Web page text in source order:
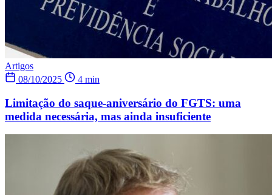
Artigos
08/10/2025
4 min
Limitação do saque-aniversário do FGTS: uma
medida necessária, mas ainda insuficiente